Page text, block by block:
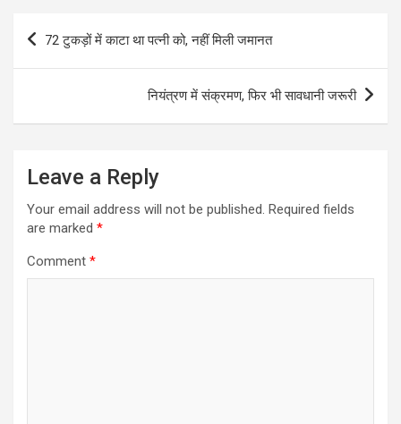
Post
navigation
72 टुकड़ों में काटा था पत्नी को, नहीं मिली जमानत
नियंत्रण में संक्रमण, फिर भी सावधानी जरूरी
Leave a Reply
Your email address will not be published. Required fields
are marked *
Comment *